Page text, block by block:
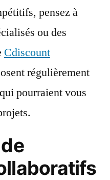
pensez à
ou des
Cdiscount
régulièrement
pourraient vous